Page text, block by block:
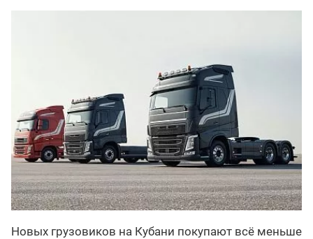
Новых грузовиков на Кубани покупают всё меньше